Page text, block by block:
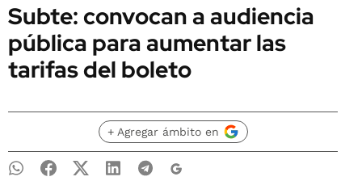
Subte: convocan a audiencia
pública para aumentar las
tarifas del boleto
+ Agregar ámbito en